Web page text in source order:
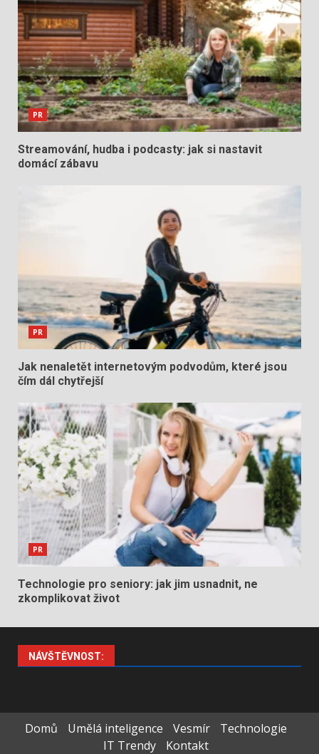
PR
Streamování, hudba i podcasty: jak si nastavit
domácí zábavu
PR
Jak nenaletět internetovým podvodům, které jsou
čím dál chytřejší
PR
Technologie pro seniory: jak jim usnadnit, ne
zkomplikovat život
NÁVŠTĚVNOST:
Domů Umělá inteligence Vesmír
Technologie
IT Trendy
Kontakt